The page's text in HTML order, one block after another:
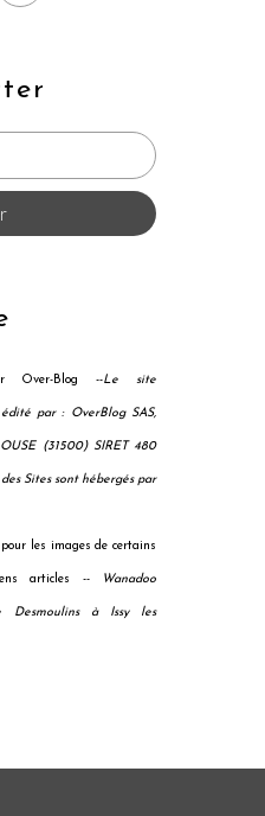
Over-Blog --Le site
édité par : OverBlog SAS,
(31500) SIRET 480
Sites sont hébergés par
les images de certains
articles -- Wanadoo
Desmoulins à Issy les